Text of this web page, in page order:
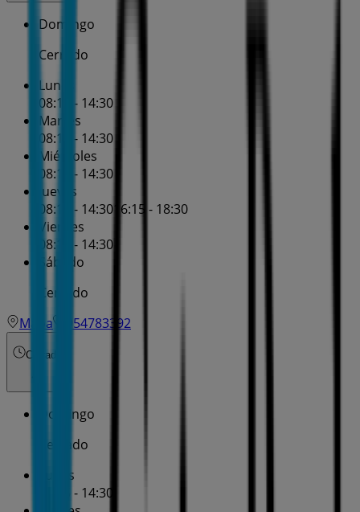
Domingo
Cerrado
Lunes
08:15 - 14:30
Martes
08:15 - 14:30
Miércoles
08:15 - 14:30
Jueves
08:15 - 14:30 16:15 - 18:30
Viernes
08:15 - 14:30
Sábado
Cerrado
Mapa
954783392
Cerrado
Domingo
Cerrado
Lunes
08:15 - 14:30